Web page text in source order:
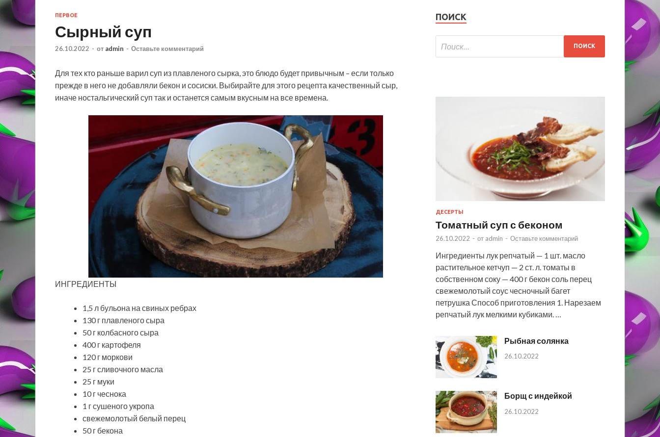
ПЕРВОЕ
Сырный суп
26.10.2022 - от admin - Оставьте комментарий
Для тех кто раньше варил суп из плавленого сырка, это блюдо будет привычным – если только
прежде в него не добавляли бекон и сосиски. Выбирайте для этого рецепта качественный сыр,
иначе ностальгический суп так и останется самым вкусным на все времена.
ИНГРЕДИЕНТЫ
1,5 л бульона на свиных ребрах
130 г плавленого сыра
50 г колбасного сыра
400 г картофеля
120 г моркови
25 г сливочного масла
25 г муки
10 г чеснока
1 г сушеного укропа
свежемолотый белый перец
50 г бекона
ПОИСК
ДЕСЕРТЫ
Томатный суп с беконом
26.10.2022 - от admin - Оставьте комментарий
Ингредиенты лук репчатый — 1 шт. масло
растительное кетчуп — 2 ст. л. томаты в
собственном соку — 400 г бекон соль перец
свежемолотый соус чесночный багет
петрушка Способ приготовления 1. Нарезаем
репчатый лук мелкими кубиками. …
Рыбная солянка
26.10.2022
Борщ с индейкой
26.10.2022